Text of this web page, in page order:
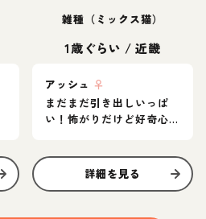
雑種（ミックス猫）
1歳ぐらい /近畿
アッシュ ♀
まだまだ引き出しいっぱ
い！怖がりだけど好奇心
詳細を見る